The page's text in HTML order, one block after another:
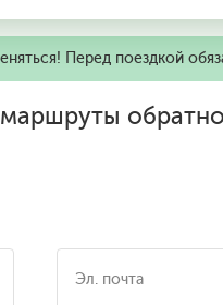
Перед поездкой